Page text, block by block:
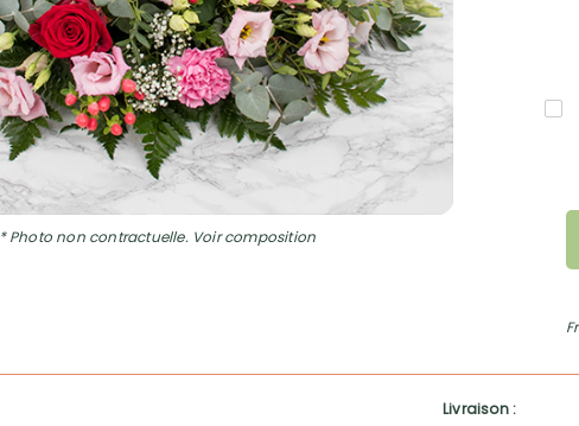
* Photo non contractuelle. Voir composition
Livraison :